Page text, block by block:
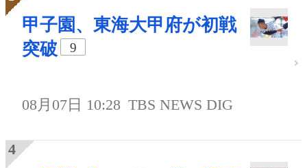
甲子園、東海大甲府が初戦
突破
9
08月07日 10:28 TBS NEWS DIG